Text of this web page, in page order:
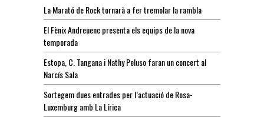
La Marató de Rock tornarà a fer tremolar la rambla
El Fènix Andreuenc presenta els equips de la nova
temporada
Estopa, C. Tangana i Nathy Peluso faran un concert al
Narcís Sala
Sortegem dues entrades per l’actuació de Rosa-
Luxemburg amb La Lírica